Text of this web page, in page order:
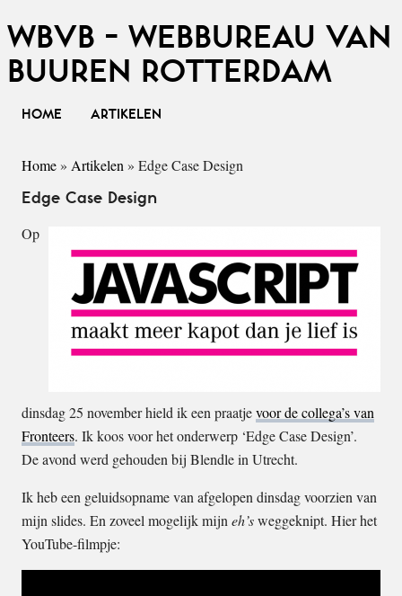
WBVB - WEBBUREAU VAN
BUUREN ROTTERDAM
HOME ARTIKELEN
Home » Artikelen » Edge Case Design
Edge Case Design
Op
dinsdag 25 november hield ik een praatjevoor de collega’s van
Fronteers. Ik koos voor het onderwerp ‘Edge Case Design’.
De avond werd gehouden bij Blendle in Utrecht.
Ik heb een geluidsopname van afgelopen dinsdag voorzien van
mijn slides. En zoveel mogelijk mijneh’sweggeknipt. Hier het
YouTube-filmpje: